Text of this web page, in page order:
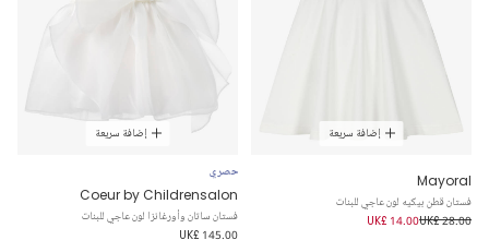
إضافة سريعة
Mayoral
فستان قطن بيكيه لون عاجي للبنات
UK£ 28.00
UK£ 14.00
إضافة سريعة
حصري
Coeur by Childrensalon
فستان ساتان وأورغانزا لون عاجي للبنات
UK£ 145.00